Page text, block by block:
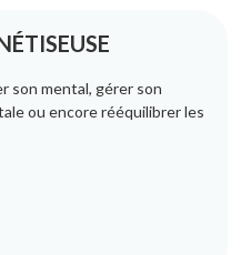
son mental, gérer son
ou encore rééquilibrer les